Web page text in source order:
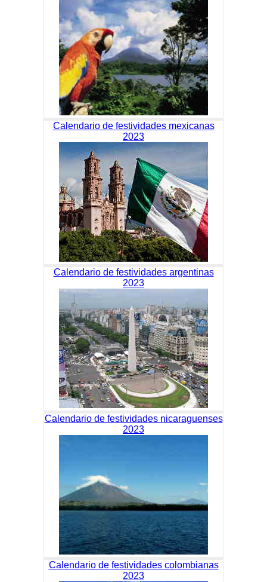
Calendario de festividades mexicanas
2023
Calendario de festividades argentinas
2023
Calendario de festividades nicaraguenses
2023
Calendario de festividades colombianas
2023